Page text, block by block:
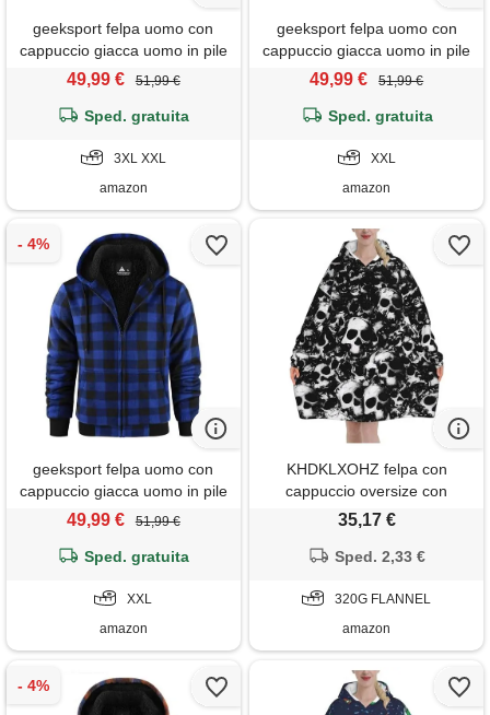
geeksport felpa uomo con
cappuccio giacca uomo in pile
felpa flanella a quadri caldo
boscaiolo con zip caffè 3xl
49,99 € 51,99 €
Sped. gratuita
3XL XXL
amazon
geeksport felpa uomo con
cappuccio giacca uomo in pile
felpa flanella a quadri caldo
boscaiolo con zip viola xxl
49,99 € 51,99 €
Sped. gratuita
XXL
amazon
geeksport felpa uomo con
cappuccio giacca uomo in pile
felpa flanella a quadri caldo
boscaiolo con zip blu-nero xxl
49,99 € 51,99 €
Sped. gratuita
XXL
amazon
KHDKLXOHZ felpa con
cappuccio oversize con
stampa di teschio umano
indossabile per adulti, per
super morbida e calda, in
flanella con cappuccio, con
35,17 €
Sped. 2,33 €
320G FLANNEL
amazon